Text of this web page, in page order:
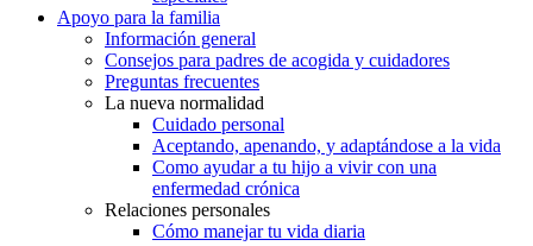
Apoyo para la familia
Información general
Consejos para padres de acogida y cuidadores
Preguntas frecuentes
La nueva normalidad
Cuidado personal
Aceptando, apenando, y adaptándose a la vida
Como ayudar a tu hijo a vivir con una
enfermedad crónica
Relaciones personales
Cómo manejar tu vida diaria